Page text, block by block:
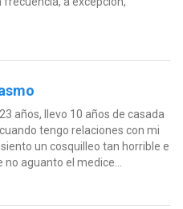
años, llevo 10 años de casada
tengo relaciones con mi
un cosquilleo tan horrible e
aguanto el medice...